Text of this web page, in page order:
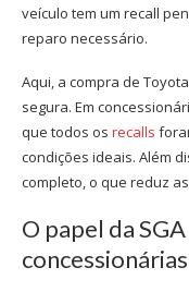
veículo tem um recall
reparo necessário.
Aqui, a compra de
segura. Em
que todos os recalls
condições ideais. Além
completo, o que reduz
O papel da